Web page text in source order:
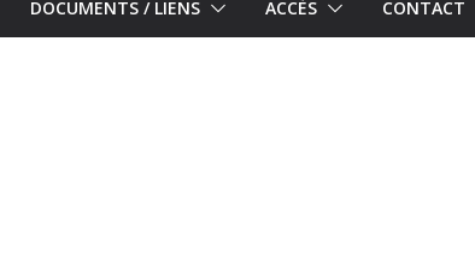
DOCUMENTS / LIENS ACCÈS CONTACT